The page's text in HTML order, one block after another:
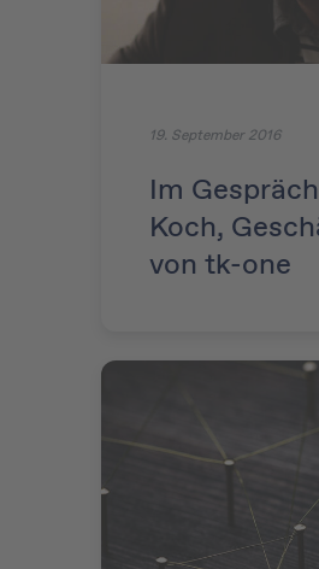
19. September 2016
Im
Koch,
von tk-one